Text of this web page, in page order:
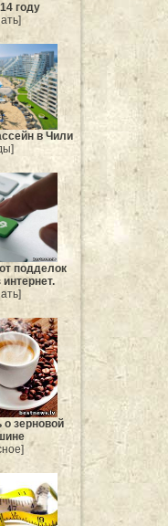
году
в Чили
подделок
о зерновой